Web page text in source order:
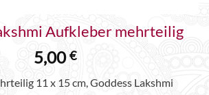
Aufkleber mehrteilig
5,00€
11 x 15 cm, Goddess Lakshmi